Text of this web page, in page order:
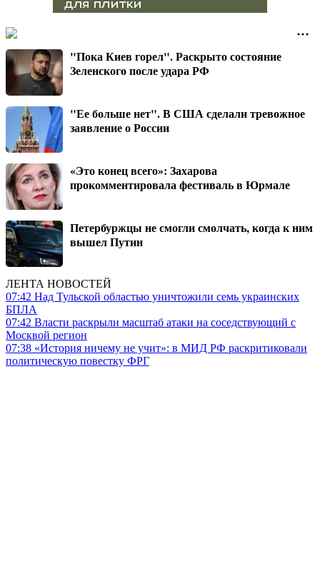
"Пока Киев горел". Раскрыто состояние
Зеленского после удара РФ
"Ее больше нет". В США сделали тревожное
заявление о России
«Это конец всего»: Захарова
прокомментировала фестиваль в Юрмале
Петербуржцы не смогли смолчать, когда к ним
вышел Путин
ЛЕНТА НОВОСТЕЙ
07:42 Над Тульской областью уничтожили семь украинских
БПЛА
07:42 Власти раскрыли масштаб атаки на соседствующий с
Москвой регион
07:38 «История ничему не учит»: в МИД РФ раскритиковали
политическую повестку ФРГ